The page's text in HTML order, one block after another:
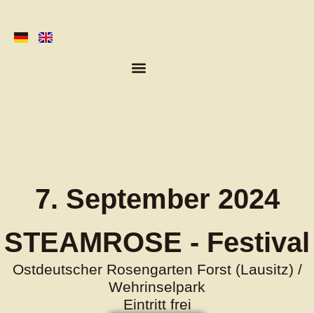
content
Menu
7. September 2024
STEAMROSE - Festival
Ostdeutscher Rosengarten Forst (Lausitz) /
Wehrinselpark
Eintritt frei